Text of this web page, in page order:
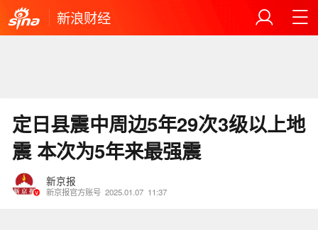
新浪财经
定日县震中周边5年29次3级以上地
震 本次为5年来最强震
新京报
新京报官方账号 2025.01.07 11:37